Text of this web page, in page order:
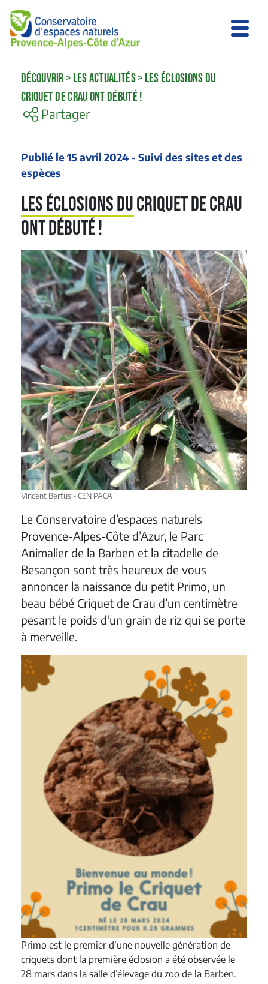
DÉCOUVRIR >LES ACTUALITÉS>LES ÉCLOSIONS DU
CRIQUET DE CRAU ONT DÉBUTÉ !
Partager
Publié le 15 avril 2024 - Suivi des sites et des
espèces
Les éclosions du Criquet de Crau
ont débuté !
Vincent Bertus - CEN PACA
Le Conservatoire d’espaces naturels
Provence-Alpes-Côte d’Azur, le Parc
Animalier de la Barben et la citadelle de
Besançon sont très heureux de vous
annoncer la naissance du petit Primo, un
beau bébé Criquet de Crau d’un centimètre
pesant le poids d'un grain de riz qui se porte
à merveille.
Primo est le premier d’une nouvelle génération de
criquets dont la première éclosion a été observée le
28 mars dans la salle d’élevage du zoo de la Barben.